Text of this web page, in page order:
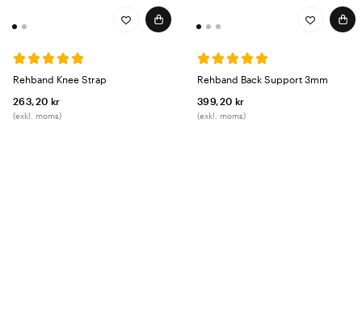
Rehband Knee Strap
263,20 kr
(exkl. moms)
Rehband Back Support 3mm
399,20 kr
(exkl. moms)